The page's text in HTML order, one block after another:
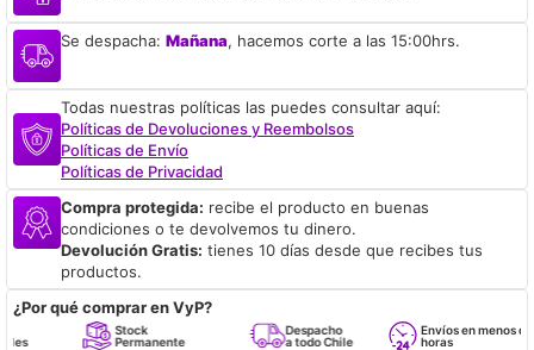
Se despacha: Mañana, hacemos corte a las 15:00hrs.
Todas nuestras políticas las puedes consultar aquí:
Políticas de Devoluciones y Reembolsos
Políticas de Envío
Políticas de Privacidad
Compra protegida: recibe el producto en buenas
condiciones o te devolvemos tu dinero.
Devolución Gratis: tienes 10 días desde que recibes tus
productos.
¿Por qué comprar en VyP?
Stock
Permanente
Despacho
a todo Chile
Envíos en menos de 24
horas